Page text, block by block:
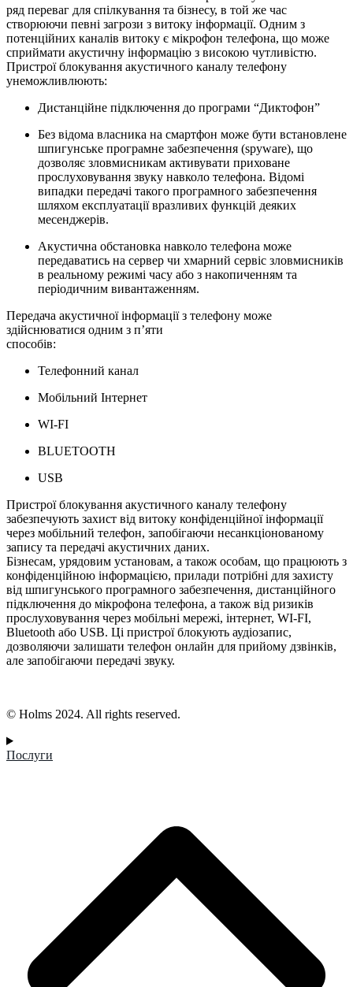
ряд переваг для спілкування та бізнесу, в той же час
створюючи певні загрози з витоку інформації. Одним з
потенційних каналів витоку є мікрофон телефона, що може
сприймати акустичну інформацію з високою чутливістю.
Пристрої блокування акустичного каналу телефону
унеможливлюють:
Дистанційне підключення до програми “Диктофон”
Без відома власника на смартфон може бути встановлене
шпигунське програмне забезпечення (spyware), що
дозволяє зловмисникам активувати приховане
прослуховування звуку навколо телефона. Відомі
випадки передачі такого програмного забезпечення
шляхом експлуатації вразливих функцій деяких
месенджерів.
Акустична обстановка навколо телефона може
передаватись на сервер чи хмарний сервіс зловмисників
в реальному режимі часу або з накопиченням та
періодичним вивантаженням.
Передача акустичної інформації з телефону може
здійснюватися одним з п’яти
способів:
Телефонний канал
Мобільний Інтернет
WI-FI
BLUETOOTH
USB
Пристрої блокування акустичного каналу телефону
забезпечують захист від витоку конфіденційної інформації
через мобільний телефон, запобігаючи несанкціонованому
запису та передачі акустичних даних.
Бізнесам, урядовим установам, а також особам, що працюють з
конфіденційною інформацією, прилади потрібні для захисту
від шпигунського програмного забезпечення, дистанційного
підключення до мікрофона телефона, а також від ризиків
прослуховування через мобільні мережі, інтернет, WI-FI,
Bluetooth або USB. Ці пристрої блокують аудіозапис,
дозволяючи залишати телефон онлайн для прийому дзвінків,
але запобігаючи передачі звуку.
© Holms 2024. All rights reserved.
Послуги